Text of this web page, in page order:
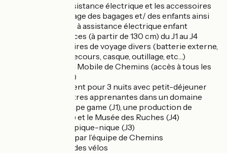
Les vélos assistance électrique et les accessoires
pour le portage des bagages et/ des enfants ainsi
que les vélos à assistance électrique enfant
24 et 26 pouces (à partir de 130 cm) du J1 au J4
Les accessoires de voyage divers (batterie externe,
trousse de secours, casque, outillage, etc…)
L’application Mobile de Chemins (accès à tous les
participants)
L’hébergement pour 3 nuits avec petit-déjeuner
Des rencontres apprenantes dans un domaine
viticole/escape game (J1), une production de
lavandes (J3) et le Musée des Ruches (J4)
Le déjeuner pique-nique (J3)
L’assistance par l’équipe de Chemins
L’assurance des vélos